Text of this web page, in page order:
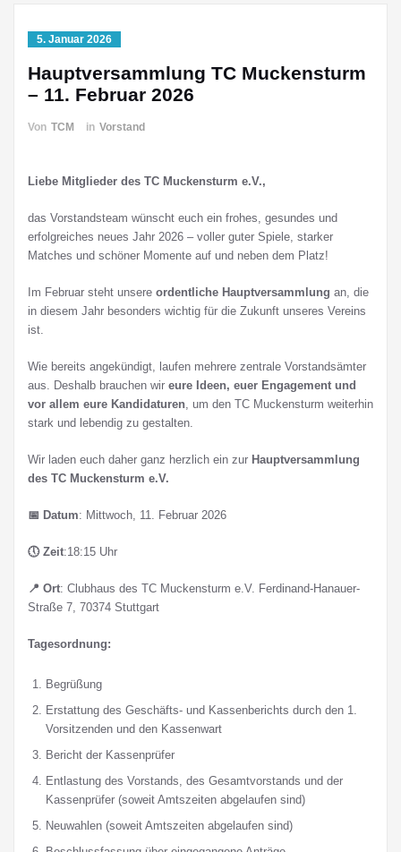
5. Januar 2026
Hauptversammlung TC Muckensturm
– 11. Februar 2026
Von TCM in Vorstand
Liebe Mitglieder des TC Muckensturm e.V.,
das Vorstandsteam wünscht euch ein frohes, gesundes und
erfolgreiches neues Jahr 2026 – voller guter Spiele, starker
Matches und schöner Momente auf und neben dem Platz!
Im Februar steht unsere ordentliche Hauptversammlung an, die
in diesem Jahr besonders wichtig für die Zukunft unseres Vereins
ist.
Wie bereits angekündigt, laufen mehrere zentrale Vorstandsämter
aus. Deshalb brauchen wir eure Ideen, euer Engagement und
vor allem eure Kandidaturen, um den TC Muckensturm weiterhin
stark und lebendig zu gestalten.
Wir laden euch daher ganz herzlich ein zur Hauptversammlung
des TC Muckensturm e.V.
📅 Datum: Mittwoch, 11. Februar 2026
🕔 Zeit:18:15 Uhr
📍 Ort: Clubhaus des TC Muckensturm e.V. Ferdinand-Hanauer-
Straße 7, 70374 Stuttgart
Tagesordnung:
Begrüßung
Erstattung des Geschäfts- und Kassenberichts durch den 1.
Vorsitzenden und den Kassenwart
Bericht der Kassenprüfer
Entlastung des Vorstands, des Gesamtvorstands und der
Kassenprüfer (soweit Amtszeiten abgelaufen sind)
Neuwahlen (soweit Amtszeiten abgelaufen sind)